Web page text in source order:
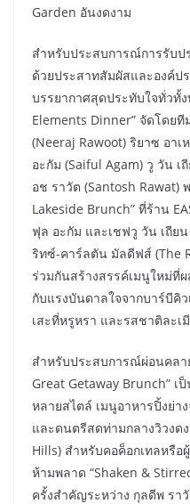
Garden อันงดงาม
สำหรับประสบการณ์การรับป
ด้วยประสาทสัมผัสและองค์ป
บรรยากาศสุดประทับใจทั่วทั้
Elements Dinner” จัดโดย
(Neeraj Rawoot) ริยาซ อา
อะกัม (Saiful Agam) วู วัน
อช ราวัต (Santosh Rawat)
Lakeside Brunch” ที่ร้าน
ฟุล อะกัม และเชฟวู วัน เถีย
ริทซ์-คาร์ลตัน มัลดีฟส์ (The
ร่วมกันสร้างสรรค์เมนูใหม่ที่
กับแรงบันดาลใจจากบาร์บีคิ
เสะที่หรูหรา และรสชาติละเ
สำหรับประสบการณ์ผ่อนคลา
Great Getaway Brunch” เ
หลายสไตล์ เมนูอาหารปิ้งย่
และดนตรีสดท่ามกลางวิวงด
Hills) สำหรับคอค็อกเทลหรื
ห้ามพลาด “Shaken &
ครั้งสำคัญระหว่าง กุลดีพ รา